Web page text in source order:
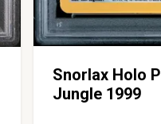
Snorlax Holo
Jungle 1999